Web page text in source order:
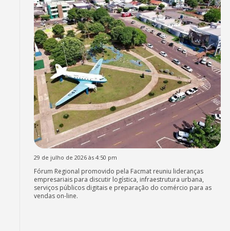
29 de julho de 2026 às 4:50 pm
Fórum Regional promovido pela Facmat reuniu lideranças
empresariais para discutir logística, infraestrutura urbana,
serviços públicos digitais e preparação do comércio para as
vendas on-line.